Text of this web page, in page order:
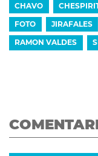
CHAVO
FOTO JIRAFALES
RAMON VALDES